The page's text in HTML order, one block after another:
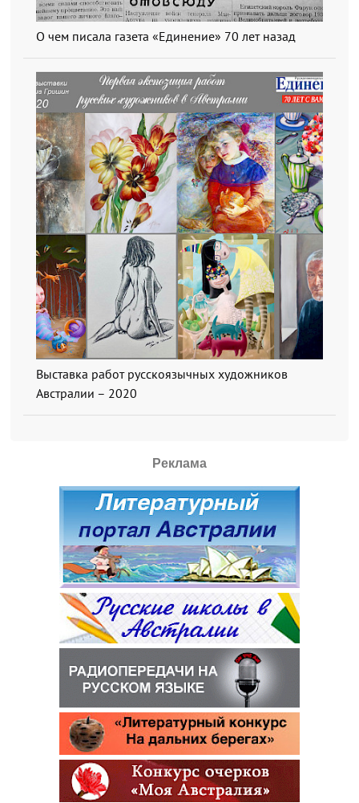
О чем писала газета «Единение» 70 лет назад
Выставка работ русскоязычных художников
Австралии – 2020
Реклама